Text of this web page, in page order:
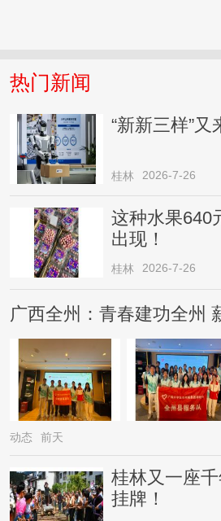
热门新闻
“新新三样”又
桂林 2026-7-26
这种水果640
出现！
桂林 2026-7-26
广西全州：青春建功全州
动态 前天
桂林又一座
挂牌！